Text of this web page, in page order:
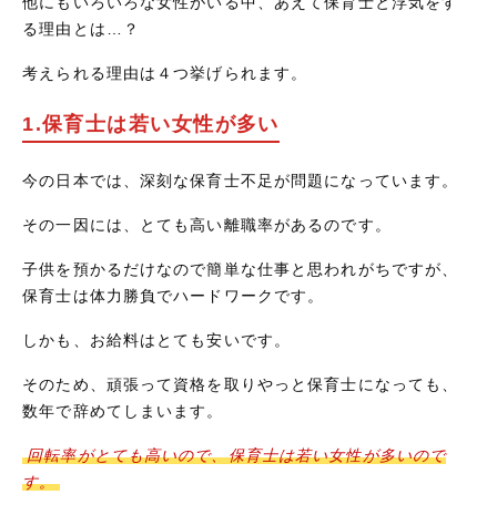
る理由とは…？
考えられる理由は４つ挙げられます。
1.保育士は若い女性が多い
今の日本では、深刻な保育士不足が問題になっています。
その一因には、とても高い離職率があるのです。
子供を預かるだけなので簡単な仕事と思われがちですが、
保育士は体力勝負でハードワークです。
しかも、お給料はとても安いです。
そのため、頑張って資格を取りやっと保育士になっても、
数年で辞めてしまいます。
回転率がとても高いので、保育士は若い女性が多いので
す。